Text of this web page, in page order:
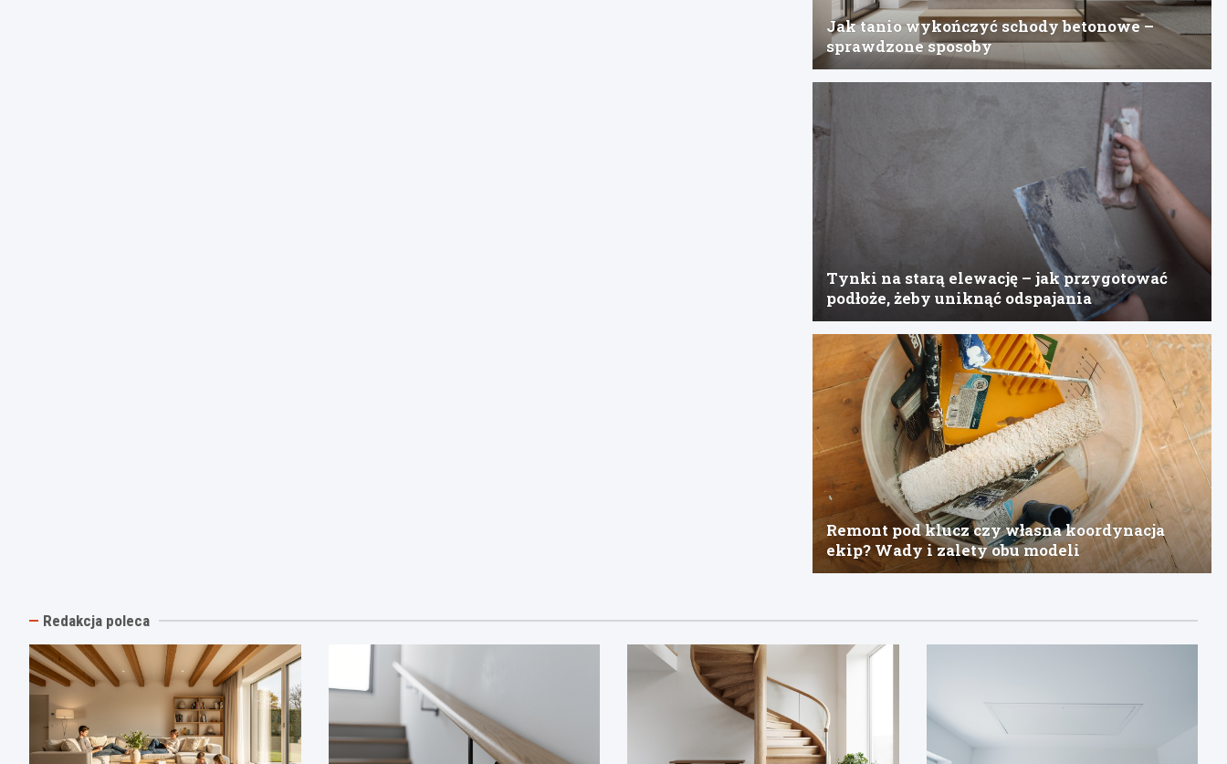
Jak tanio wykończyć schody betonowe –
sprawdzone sposoby
Tynki na starą elewację – jak przygotować
podłoże, żeby uniknąć odspajania
Remont pod klucz czy własna koordynacja
ekip? Wady i zalety obu modeli
Redakcja poleca